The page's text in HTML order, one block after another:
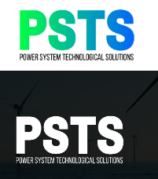
dung